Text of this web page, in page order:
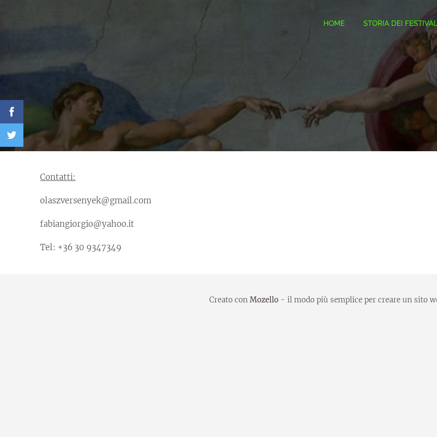
HOME STORIA DEI
Contatti:
olaszversenyek@gmail.com
fabiangiorgio@yahoo.it
Tel: +36 30 9347349
Creato con Mozello - il modo più semplice per creare un sito